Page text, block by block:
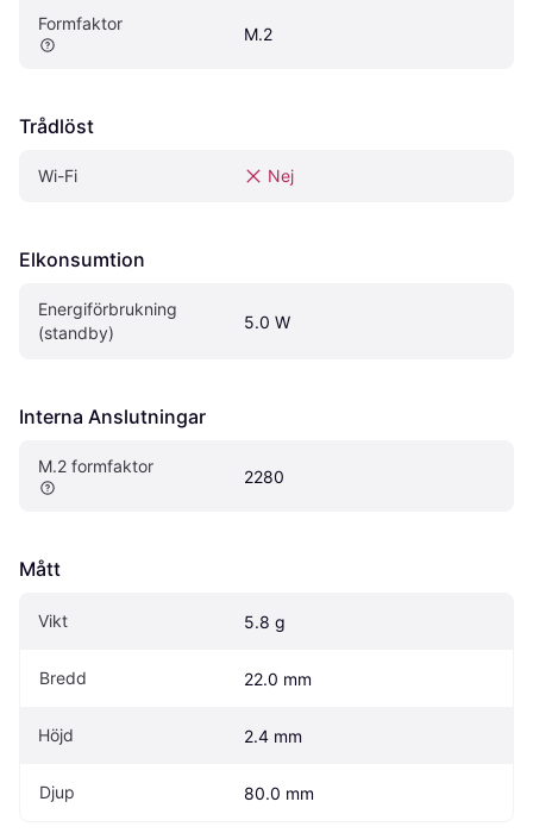
Formfaktor
M.2
Trådlöst
Wi-Fi Nej
Elkonsumtion
Energiförbrukning
(standby)
5.0 W
Interna Anslutningar
M.2 formfaktor
2280
Mått
Vikt 5.8 g
Bredd 22.0 mm
Höjd 2.4 mm
Djup 80.0 mm